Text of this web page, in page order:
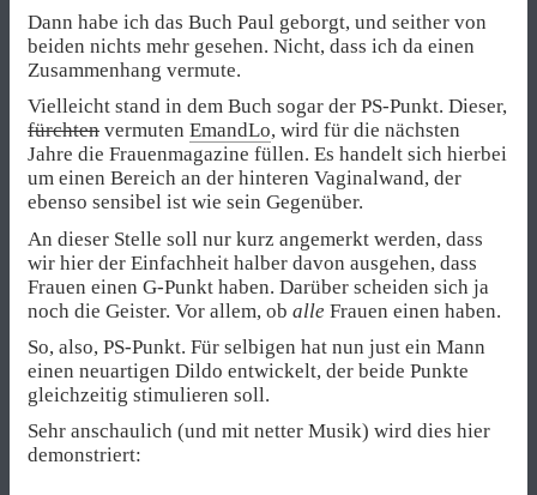
Dann habe ich das Buch Paul geborgt, und seither von
beiden nichts mehr gesehen. Nicht, dass ich da einen
Zusammenhang vermute.
Vielleicht stand in dem Buch sogar der PS-Punkt. Dieser,
fürchten vermuten EmandLo, wird für die nächsten
Jahre die Frauenmagazine füllen. Es handelt sich hierbei
um einen Bereich an der hinteren Vaginalwand, der
ebenso sensibel ist wie sein Gegenüber.
An dieser Stelle soll nur kurz angemerkt werden, dass
wir hier der Einfachheit halber davon ausgehen, dass
Frauen einen G-Punkt haben. Darüber scheiden sich ja
noch die Geister. Vor allem, ob alle Frauen einen haben.
So, also, PS-Punkt. Für selbigen hat nun just ein Mann
einen neuartigen Dildo entwickelt, der beide Punkte
gleichzeitig stimulieren soll.
Sehr anschaulich (und mit netter Musik) wird dies hier
demonstriert: